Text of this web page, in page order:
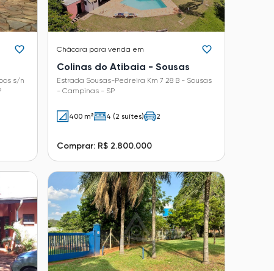
s/n
Chácara para venda em
Colinas do Atibaia - Sousas
Estrada Sousas-Pedreira Km 7 28 B - Sousas
- Campinas - SP
400 m² 4 (2 suítes) 2
Comprar: R$ 2.800.000